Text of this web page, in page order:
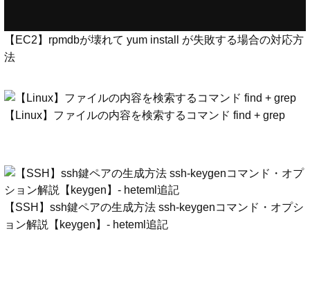
【EC2】rpmdbが壊れて yum install が失敗する場合の対応方
法
【Linux】ファイルの内容を検索するコマンド find + grep
【SSH】ssh鍵ペアの生成方法 ssh-keygenコマンド・オプシ
ョン解説【keygen】- heteml追記